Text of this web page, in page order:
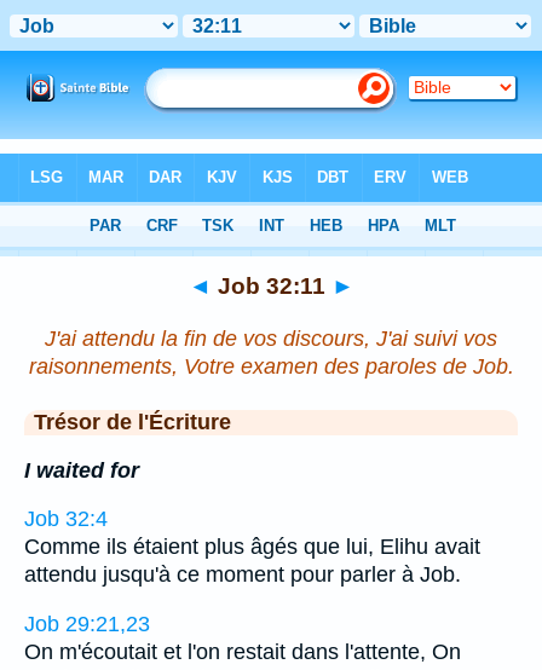
Chapitre 32 > Verset 11
◄ Job 32:11 ►
J'ai attendu la fin de vos discours, J'ai suivi vos
raisonnements, Votre examen des paroles de Job.
Trésor de l'Écriture
I waited for
Job 32:4
Comme ils étaient plus âgés que lui, Elihu avait
attendu jusqu'à ce moment pour parler à Job.
Job 29:21,23
On m'écoutait et l'on restait dans l'attente, On